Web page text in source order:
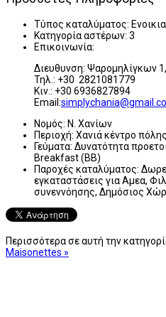
Τύπος καταλύματος:
Κατηγορία αστέρων: 3
Επικοινωνία:
Διευθυνση: Ψαρομηλίγκων
Τηλ.: +30 2821081779
Κιν.: +30 6936827894
Email:
Νομός: Ν. Χανίων
Περιοχή: Χανιά κέντρο πόλης
Γεύματα: Δυνατότητα
Breakfast (BB)
Παροχές καταλύματος:
εγκαταστάσεις για Αμεα,
συνεννόησης, Δημόσιος
Περισσότερα σε αυτή την
Maisonettes »